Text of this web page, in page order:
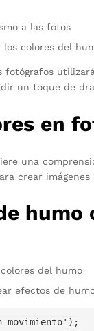
a las fotos
colores del
un toque de
en
una
crear
humo
del humo
efectos de
movimiento');